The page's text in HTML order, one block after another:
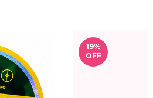
19%
OFF